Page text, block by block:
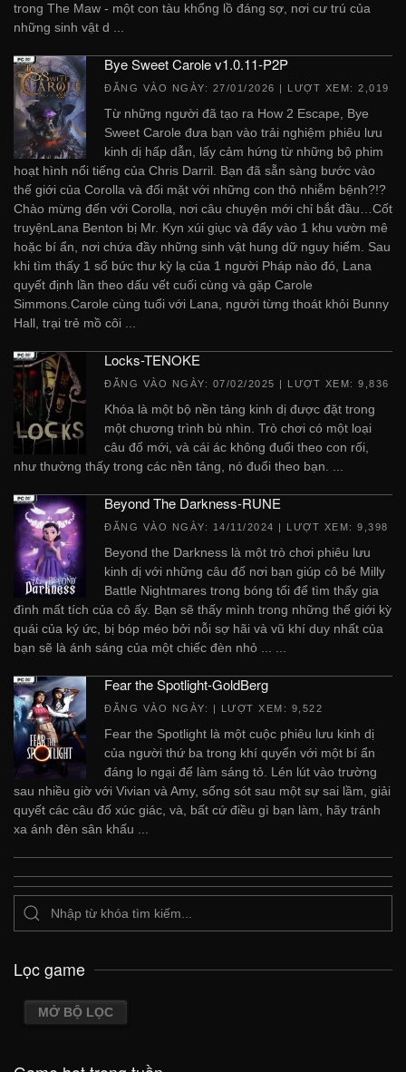
trong The Maw - một con tàu khổng lồ đáng sợ, nơi cư trú của
những sinh vật d ...
Bye Sweet Carole v1.0.11-P2P
ĐĂNG VÀO NGÀY: 27/01/2026 | LƯỢT XEM: 2,019
Từ những người đã tạo ra How 2 Escape, Bye
Sweet Carole đưa bạn vào trải nghiệm phiêu lưu
kinh dị hấp dẫn, lấy cảm hứng từ những bộ phim
hoạt hình nổi tiếng của Chris Darril. Bạn đã sẵn sàng bước vào
thế giới của Corolla và đối mặt với những con thỏ nhiễm bệnh?!?
Chào mừng đến với Corolla, nơi câu chuyện mới chỉ bắt đầu…Cốt
truyệnLana Benton bị Mr. Kyn xúi giục và đẩy vào 1 khu vườn mê
hoặc bí ẩn, nơi chứa đầy những sinh vật hung dữ nguy hiểm. Sau
khi tìm thấy 1 số bức thư kỳ lạ của 1 người Pháp nào đó, Lana
quyết định lần theo dấu vết cuối cùng và gặp Carole
Simmons.Carole cùng tuổi với Lana, người từng thoát khỏi Bunny
Hall, trại trẻ mồ côi ...
Locks-TENOKE
ĐĂNG VÀO NGÀY: 07/02/2025 | LƯỢT XEM: 9,836
Khóa là một bộ nền tảng kinh dị được đặt trong
một chương trình bù nhìn. Trò chơi có một loại
câu đố mới, và cái ác không đuổi theo con rối,
như thường thấy trong các nền tảng, nó đuổi theo bạn. ...
Beyond The Darkness-RUNE
ĐĂNG VÀO NGÀY: 14/11/2024 | LƯỢT XEM: 9,398
Beyond the Darkness là một trò chơi phiêu lưu
kinh dị với những câu đố nơi bạn giúp cô bé Milly
Battle Nightmares trong bóng tối để tìm thấy gia
đình mất tích của cô ấy. Bạn sẽ thấy mình trong những thế giới kỳ
quái của ký ức, bị bóp méo bởi nỗi sợ hãi và vũ khí duy nhất của
bạn sẽ là ánh sáng của một chiếc đèn nhỏ ... ...
Fear the Spotlight-GoldBerg
ĐĂNG VÀO NGÀY: | LƯỢT XEM: 9,522
Fear the Spotlight là một cuộc phiêu lưu kinh dị
của người thứ ba trong khí quyển với một bí ẩn
đáng lo ngại để làm sáng tỏ. Lén lút vào trường
sau nhiều giờ với Vivian và Amy, sống sót sau một sự sai lầm, giải
quyết các câu đố xúc giác, và, bất cứ điều gì bạn làm, hãy tránh
xa ánh đèn sân khấu ...
Lọc game
MỞ BỘ LỌC